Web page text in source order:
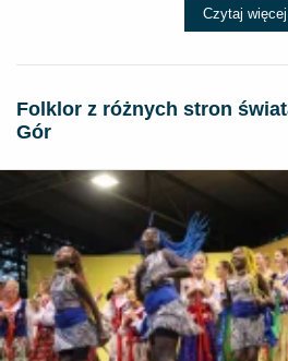
Czytaj więcej
Folklor z różnych stron
Gór